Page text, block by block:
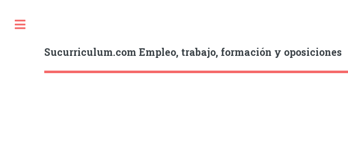
Sucurriculum.com Empleo, trabajo, formación y oposiciones